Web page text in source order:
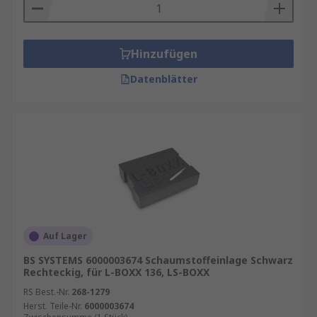
mit empfindlichen und ungleichmäßig geformten
Stoßdämpfungseigenschaften aufweist.
Schaumstoffformen
ist, Gegenstände an Ort und Stelle leicht zu
befestigen und starke Stöße gut zu absorbieren.
Pick-and-Pluck - Mit vorgestanzten
Platz in kundenspezifischer Größe, der perfekt
auf Ihre Gegenstände passt.
Massiv - Massiver Schaumstoff ist für alle
Verpackungsanwendungen geeignet. Es kann
Hinzufügen
Datenblätter
Auf Lager
BS SYSTEMS 6000003674 Schaumstoffeinlage Schwarz
Rechteckig, für L-BOXX 136, LS-BOXX
RS Best.-Nr. 268-1279
Herst. Teile-Nr. 6000003674